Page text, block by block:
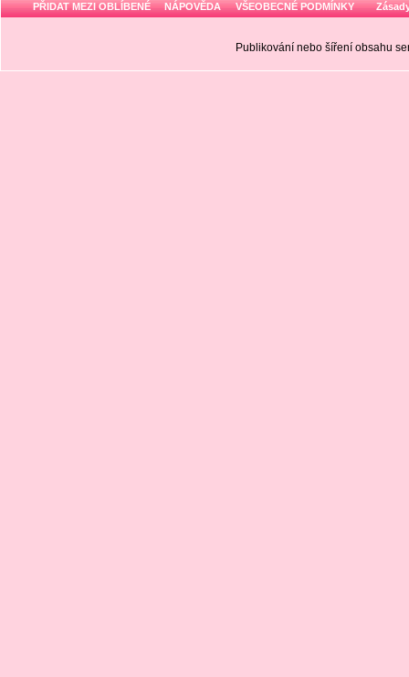
PŘIDAT MEZI OBLÍBENÉ NÁPOVĚDA VŠEOBECNÉ PODMÍNKY
Publikování nebo šíření obsahu